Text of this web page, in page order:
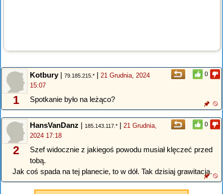
0
1
Kotbury| 79.185.215.* | 21 Grudnia, 2024
15:07
Spotkanie było na leżąco?
0
2
HansVanDanz | 185.143.117.* | 21 Grudnia,
2024 17:18
Szef widocznie z jakiegoś powodu musiał klęczeć przed
tobą.
Jak coś spada na tej planecie, to w dół. Tak dzisiaj grawitacja.